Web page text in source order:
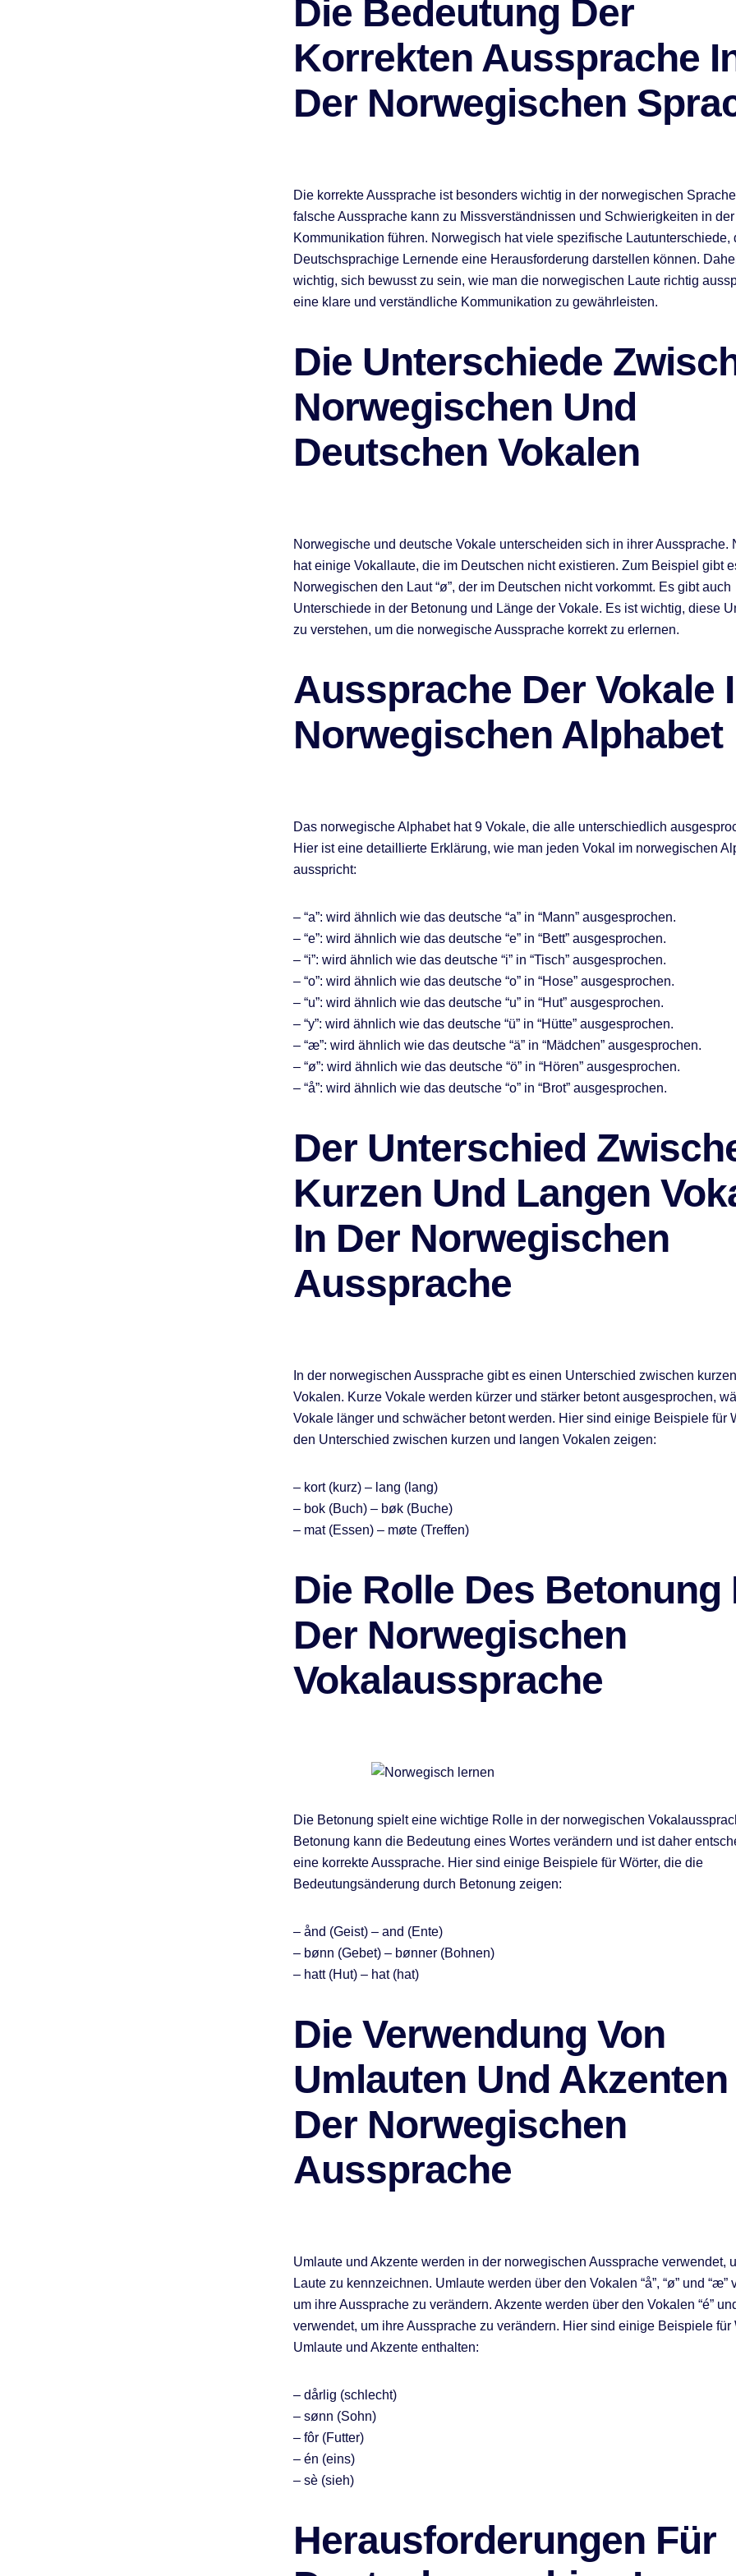
Die Bedeutung Der
Korrekten Aussprache
Der Norwegischen
Die korrekte Aussprache ist besonders wichtig in der norwegischen
falsche Aussprache kann zu Missverständnissen und Schwierigkeiten in der
Kommunikation führen. Norwegisch hat viele spezifische Lautunterschiede,
Deutschsprachige Lernende eine Herausforderung darstellen können.
wichtig, sich bewusst zu sein, wie man die norwegischen Laute richtig
eine klare und verständliche Kommunikation zu gewährleisten.
Die Unterschiede
Norwegischen Und
Deutschen Vokalen
Norwegische und deutsche Vokale unterscheiden sich in ihrer Aussprache.
hat einige Vokallaute, die im Deutschen nicht existieren. Zum Beispiel gibt
Norwegischen den Laut “ø”, der im Deutschen nicht vorkommt. Es gibt auch
Unterschiede in der Betonung und Länge der Vokale. Es ist wichtig, diese
zu verstehen, um die norwegische Aussprache korrekt zu erlernen.
Aussprache Der Vokale
Norwegischen Alphabet
Das norwegische Alphabet hat 9 Vokale, die alle unterschiedlich
Hier ist eine detaillierte Erklärung, wie man jeden Vokal im norwegischen
ausspricht:
– “a”: wird ähnlich wie das deutsche “a” in “Mann” ausgesprochen.
– “e”: wird ähnlich wie das deutsche “e” in “Bett” ausgesprochen.
– “i”: wird ähnlich wie das deutsche “i” in “Tisch” ausgesprochen.
– “o”: wird ähnlich wie das deutsche “o” in “Hose” ausgesprochen.
– “u”: wird ähnlich wie das deutsche “u” in “Hut” ausgesprochen.
– “y”: wird ähnlich wie das deutsche “ü” in “Hütte” ausgesprochen.
– “æ”: wird ähnlich wie das deutsche “ä” in “Mädchen” ausgesprochen.
– “ø”: wird ähnlich wie das deutsche “ö” in “Hören” ausgesprochen.
– “å”: wird ähnlich wie das deutsche “o” in “Brot” ausgesprochen.
Der Unterschied
Kurzen Und Langen
In Der Norwegischen
Aussprache
In der norwegischen Aussprache gibt es einen Unterschied zwischen
Vokalen. Kurze Vokale werden kürzer und stärker betont ausgesprochen,
Vokale länger und schwächer betont werden. Hier sind einige Beispiele für
den Unterschied zwischen kurzen und langen Vokalen zeigen:
– kort (kurz) – lang (lang)
– bok (Buch) – bøk (Buche)
– mat (Essen) – møte (Treffen)
Die Rolle Des Betonung
Der Norwegischen
Vokalaussprache
Die Betonung spielt eine wichtige Rolle in der norwegischen
Betonung kann die Bedeutung eines Wortes verändern und ist daher
eine korrekte Aussprache. Hier sind einige Beispiele für Wörter, die die
Bedeutungsänderung durch Betonung zeigen:
– ånd (Geist) – and (Ente)
– bønn (Gebet) – bønner (Bohnen)
– hatt (Hut) – hat (hat)
Die Verwendung Von
Umlauten Und Akzenten
Der Norwegischen
Aussprache
Umlaute und Akzente werden in der norwegischen Aussprache verwendet,
Laute zu kennzeichnen. Umlaute werden über den Vokalen “å”, “ø” und “æ”
um ihre Aussprache zu verändern. Akzente werden über den Vokalen “é”
verwendet, um ihre Aussprache zu verändern. Hier sind einige Beispiele für
Umlaute und Akzente enthalten:
– dårlig (schlecht)
– sønn (Sohn)
– fôr (Futter)
– én (eins)
– sè (sieh)
Herausforderungen Für